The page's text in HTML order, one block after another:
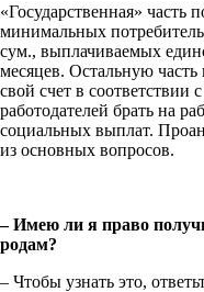
«Государственная» часть
минимальных
сум., выплачиваемых
месяцев. Остальную часть
свой счет в
работодателей брать на
социальных выплат.
из основных вопросов.
– Имею ли я право
родам?
– Чтобы узнать это,